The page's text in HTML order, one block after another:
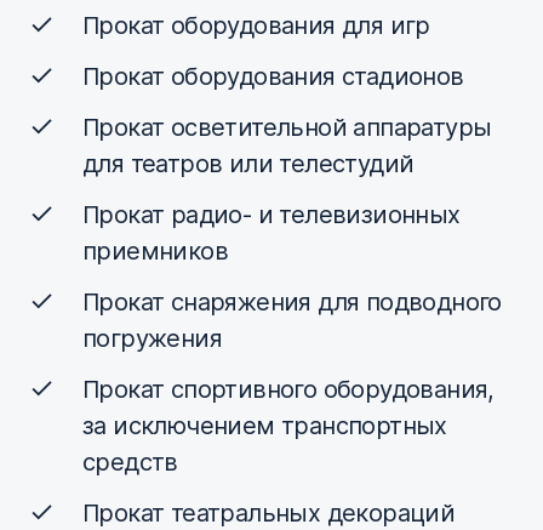
Прокат оборудования для игр
Прокат оборудования стадионов
Прокат осветительной аппаратуры
для театров или телестудий
Прокат радио- и телевизионных
приемников
Прокат снаряжения для подводного
погружения
Прокат спортивного оборудования,
за исключением транспортных
средств
Прокат театральных декораций